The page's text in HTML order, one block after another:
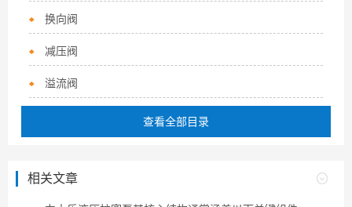
换向阀
减压阀
溢流阀
查看全部目录
相关文章